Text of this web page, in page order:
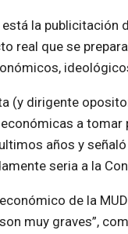
la publicitación
real que se
(y dirigente
a
años y
seria a la
de la
muy graves”,